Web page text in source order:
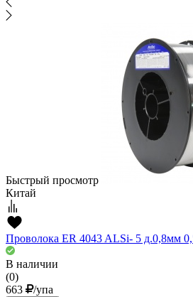
Быстрый просмотр
Китай
Проволока ER 4043 ALSi- 5 д.0,8мм
В наличии
(0)
663
/упа